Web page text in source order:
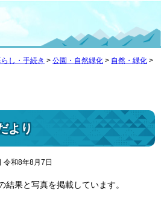
し・手続き > 公園・自然緑化 > 自然・緑化 >
より
和8年8月7日
結果と写真を掲載しています。